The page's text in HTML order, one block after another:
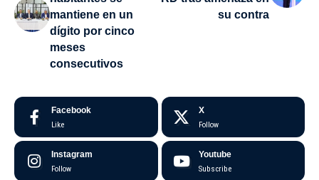
mantiene en un
dígito por cinco
meses
consecutivos
su contra
Facebook
Like
X
Follow
Instagram
Follow
Youtube
Subscribe